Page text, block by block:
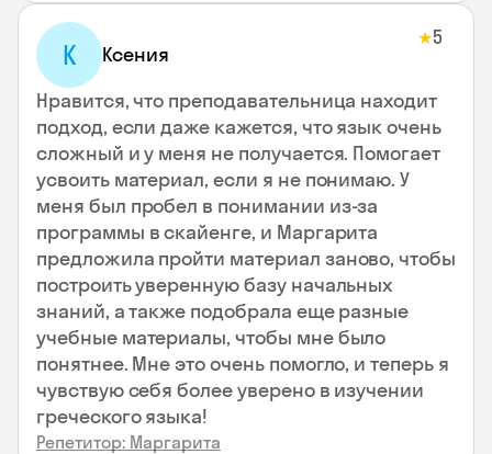
К Ксения
★5
Нравится, что преподавательница находит
подход, если даже кажется, что язык очень
сложный и у меня не получается. Помогает
усвоить материал, если я не понимаю. У
меня был пробел в понимании из-за
программы в скайенге, и Маргарита
предложила пройти материал заново, чтобы
построить уверенную базу начальных
знаний, а также подобрала еще разные
учебные материалы, чтобы мне было
понятнее. Мне это очень помогло, и теперь я
чувствую себя более уверено в изучении
греческого языка!
Репетитор: Маргарита